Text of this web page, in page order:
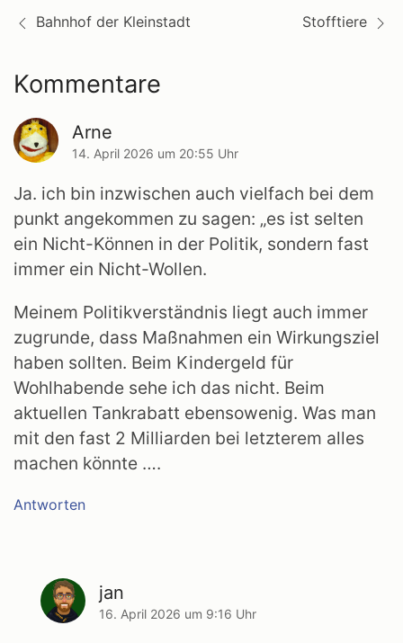
Bahnhof der Kleinstadt
Stofftiere
Kommentare
Arne
sagt:
14. April 2026 um 20:55 Uhr
Ja. ich bin inzwischen auch vielfach bei dem
punkt angekommen zu sagen: „es ist selten
ein Nicht-Können in der Politik, sondern fast
immer ein Nicht-Wollen.
Meinem Politikverständnis liegt auch immer
zugrunde, dass Maßnahmen ein Wirkungsziel
haben sollten. Beim Kindergeld für
Wohlhabende sehe ich das nicht. Beim
aktuellen Tankrabatt ebensowenig. Was man
mit den fast 2 Milliarden bei letzterem alles
machen könnte ….
Antworten
jan
sagt:
16. April 2026 um 9:16 Uhr